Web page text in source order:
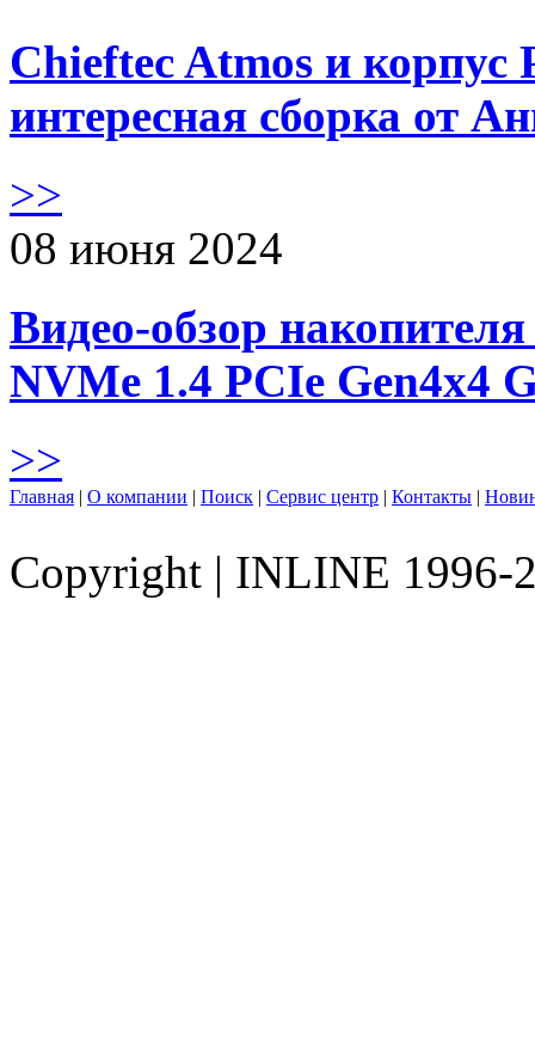
Chieftec Atmos и корпус
интересная сборка от
>>
08 июня 2024
Видео-обзор
NVMe 1.4 PCIe Gen4х4
>>
Главная | О компании | Поиск | Сервис центр | Контакты |
Copyright | INLINE 1996-